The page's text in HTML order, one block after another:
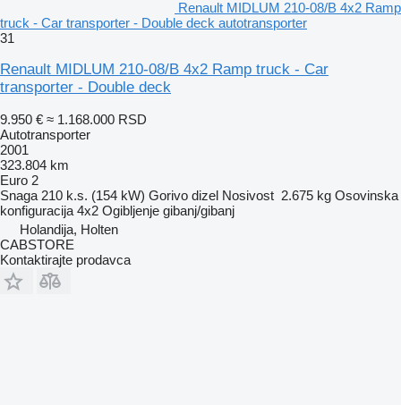
Renault MIDLUM 210-08/B 4x2 Ramp
truck - Car transporter - Double deck autotransporter
31
Renault MIDLUM 210-08/B 4x2 Ramp truck - Car
transporter - Double deck
9.950 € ≈ 1.168.000 RSD
Autotransporter
2001
323.804 km
Euro 2
Snaga 210 k.s. (154 kW) Gorivo dizel Nosivost 2.675 kg Osovinska
konfiguracija 4x2 Ogibljenje gibanj/gibanj
Holandija, Holten
CABSTORE
Kontaktirajte prodavca